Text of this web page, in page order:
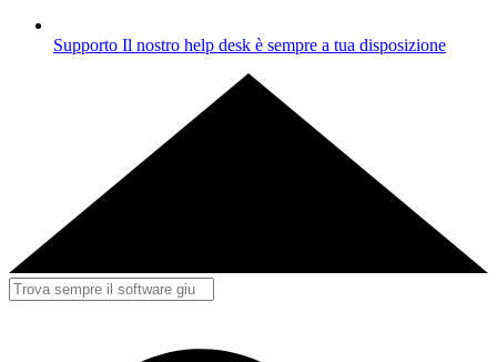
Supporto Il nostro help desk è sempre a tua disposizione